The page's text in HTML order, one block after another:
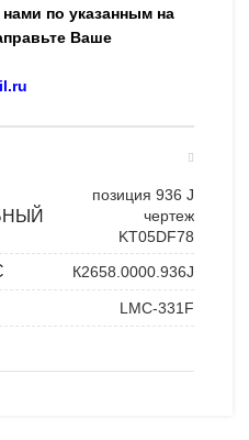
по указанным на
Ваше
позиция 936 J
чертеж
KT05DF78
К2658.0000.936J
LMC-331F